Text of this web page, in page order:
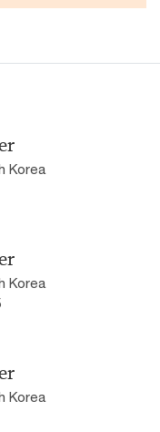
Korea
Korea
Korea